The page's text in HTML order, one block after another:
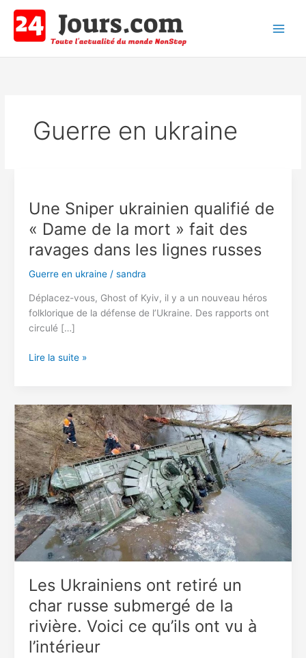
contenu
Guerre en ukraine
Une Sniper ukrainien qualifié de
« Dame de la mort » fait des
ravages dans les lignes russes
Guerre en ukraine/ sandra
Déplacez-vous, Ghost of Kyiv, il y a un nouveau héros
folklorique de la défense de l’Ukraine. Des rapports ont
circulé […]
Une
de
« Dame
de
la
mort »
fait
des
ravages
dans
russes
Lire la suite »
Les Ukrainiens ont retiré un
char russe submergé de la
rivière. Voici ce qu’ils ont vu à
l’intérieur